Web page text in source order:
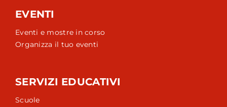
EVENTI
Eventi e mostre in corso
Organizza il tuo eventi
SERVIZI EDUCATIVI
Scuole